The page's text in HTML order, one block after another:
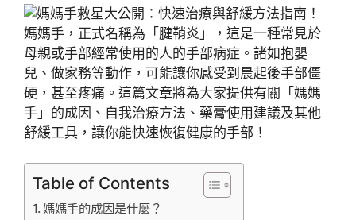
媽媽手，正式名稱為「腱鞘炎」，這是一種常見於
母親或手部經常使用的人的手部病症。諸如抱嬰
兒、做家務等動作，可能讓你感受到晨起後手部僵
硬，甚至疼痛。這篇文章將為大家提供有關「媽媽
手」的成因、自我治療方法、藥膏使用建議及其他
舒緩工具，讓你能快速恢復健康的手部！
Table of Contents
媽媽手的成因是什麼？